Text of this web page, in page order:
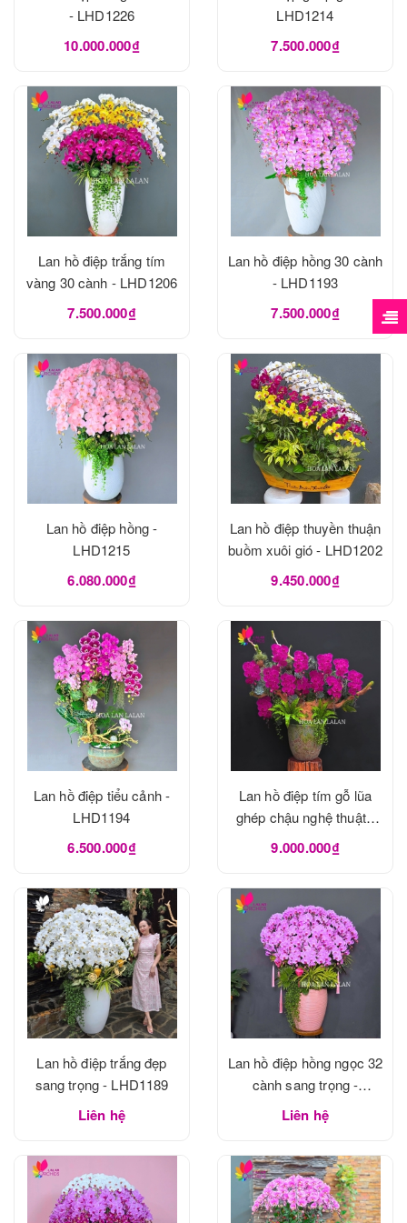
- LHD1226
10.000.000₫
LHD1214
7.500.000₫
Lan hồ điệp trắng tím
vàng 30 cành - LHD1206
7.500.000₫
Lan hồ điệp hồng 30 cành
- LHD1193
7.500.000₫
Lan hồ điệp hồng -
LHD1215
6.080.000₫
Lan hồ điệp thuyền thuận
buồm xuôi gió - LHD1202
9.450.000₫
Lan hồ điệp tiểu cảnh -
LHD1194
6.500.000₫
Lan hồ điệp tím gỗ lũa
ghép chậu nghệ thuật -
LHD1190
9.000.000₫
Lan hồ điệp trắng đẹp
sang trọng - LHD1189
Liên hệ
Lan hồ điệp hồng ngọc 32
cành sang trọng -
LHD1188
Liên hệ